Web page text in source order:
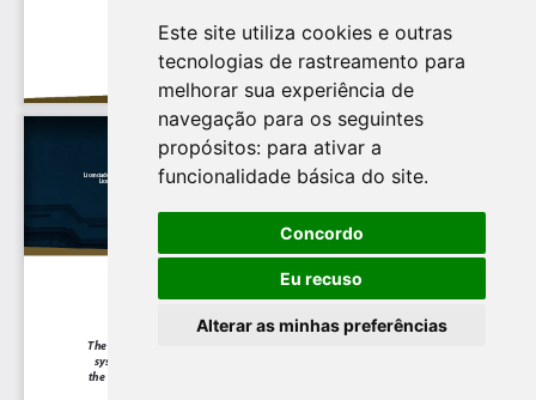
Este site utiliza cookies e outras
tecnologias de rastreamento para
melhorar sua experiência de
navegação para os seguintes
propósitos: para ativar a
funcionalidade básica do site.
Concordo
Eu recuso
Alterar as minhas preferências